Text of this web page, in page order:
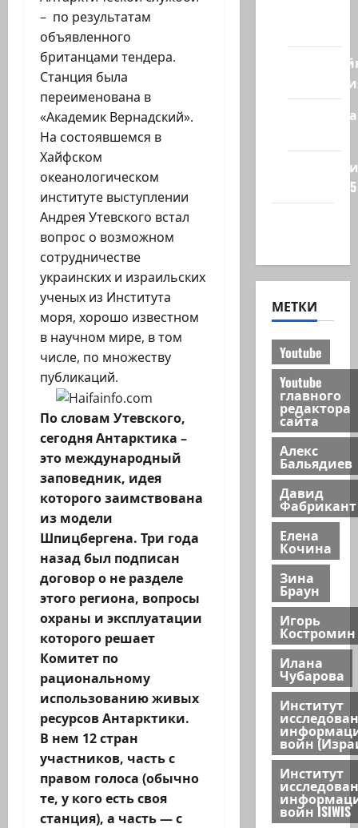
– по результатам
объявленного
британцами тендера.
Станция была
переименована в
«Академик Вернадский».
На состоявшемся в
Хайфском
океанологическом
институте выступлении
Андрея Утевского встал
вопрос о возможном
сотрудничестве
украинских и израильских
ученых из Института
моря, хорошо известном
в научном мире, в том
числе, по множеству
публикаций.
По словам Утевского,
сегодня Антарктика –
это международный
заповедник, идея
которого заимствована
из модели
Шпицбергена. Три года
назад был подписан
договор о не разделе
этого региона, вопросы
охраны и эксплуатации
которого решает
Комитет по
рациональному
использованию живых
ресурсов Антарктики.
В нем 12 стран
участников, часть с
правом голоса (обычно
те, у кого есть своя
станция), а часть — с
Полемика
сайта 2025
МЕТКИ
Youtube
Youtube
главного
редактора
сайта
Алекс
Бальядиев
Давид
Фабрикант
Елена
Кочина
Зина
Браун
Игорь
Костромин
Илана
Чубарова
Институт
войн
Институт
войн ISIWIS